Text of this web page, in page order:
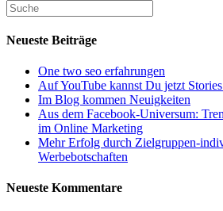
ich
eine
WordPress-
Neueste Beiträge
One two seo erfahrungen
Auf YouTube kannst Du jetzt
Im Blog kommen Neuigkeiten
Aus dem Facebook-Universum:
im Online Marketing
Mehr Erfolg durch Zielgruppen-
Werbebotschaften
Neueste Kommentare